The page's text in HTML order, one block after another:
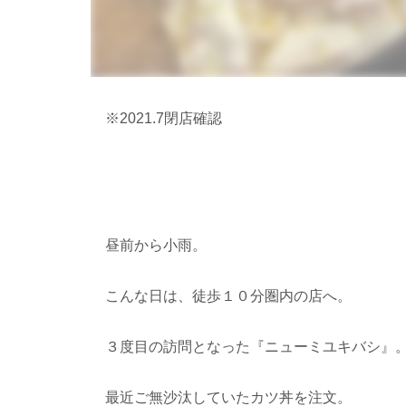
※2021.7閉店確認
昼前から小雨。
こんな日は、徒歩１０分圏内の店へ。
３度目の訪問となった『ニューミユキバシ』
最近ご無沙汰していたカツ丼を注文。